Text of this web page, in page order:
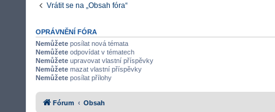
Vrátit se na „Obsah fóra“
OPRÁVNĚNÍ FÓRA
Nemůžete posílat nová témata
Nemůžete odpovídat v tématech
Nemůžete upravovat vlastní příspěvky
Nemůžete mazat vlastní příspěvky
Nemůžete posílat přílohy
Fórum Obsah